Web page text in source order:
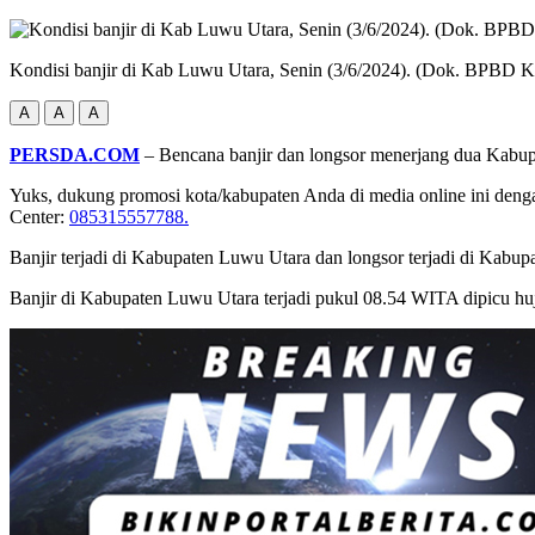
Kondisi banjir di Kab Luwu Utara, Senin (3/6/2024). (Dok. BPBD
A A A
PERSDA.COM – Bencana banjir dan longsor menerjang dua
Yuks, dukung promosi kota/kabupaten Anda di media online ini
Center: 085315557788.
Banjir terjadi di Kabupaten Luwu Utara dan longsor terjadi di
Banjir di Kabupaten Luwu Utara terjadi pukul 08.54 WITA dipicu